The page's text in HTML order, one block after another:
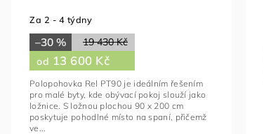
Za 2 - 4 týdny
19 430 Kč
–30 %
od 13 600 Kč
Polopohovka Rel PT90 je ideálním řešením
pro malé byty, kde obývací pokoj slouží jako
ložnice. S ložnou plochou 90 x 200 cm
poskytuje pohodlné místo na spaní, přičemž
ve...